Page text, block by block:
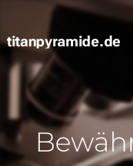
titanpyramide.de